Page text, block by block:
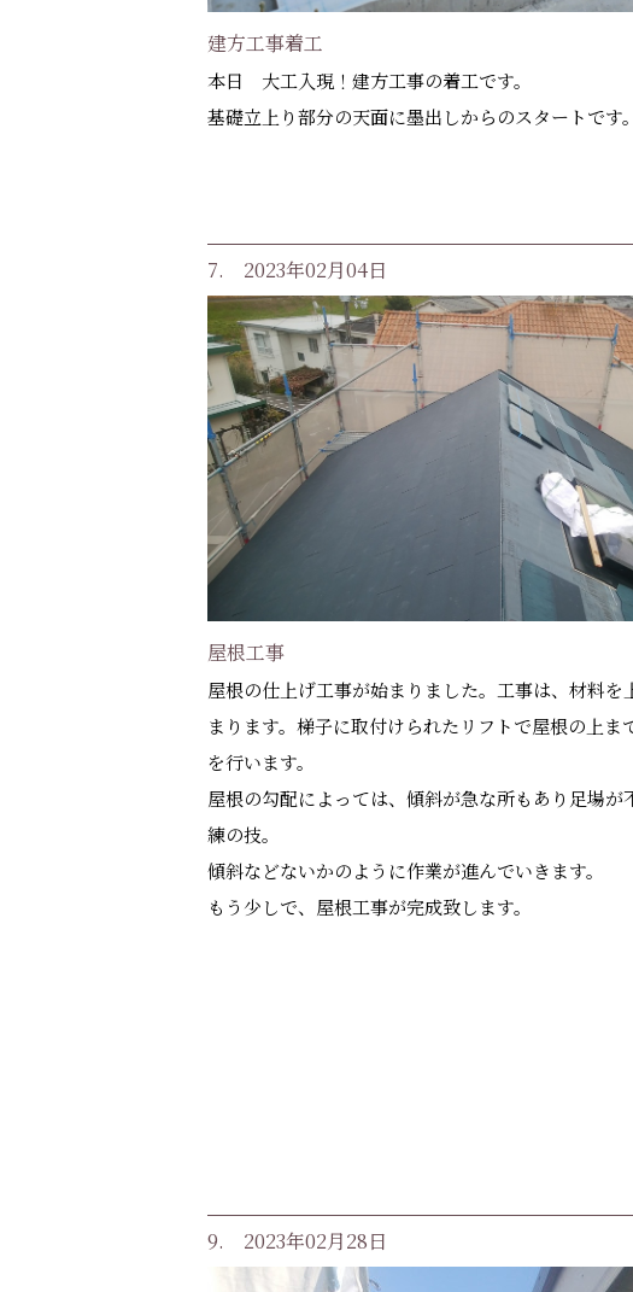
建方工事着工
本日 大工入現！建方工事の着工です。
基礎立上り部分の天面に墨出しからのスタートです。
7. 2023年02月04日
屋根工事
屋根の仕上げ工事が始まりました。工事は、材料を
まります。梯子に取付けられたリフトで屋根の上ま
を行います。
屋根の勾配によっては、傾斜が急な所もあり足場が
練の技。
傾斜などないかのように作業が進んでいきます。
もう少しで、屋根工事が完成致します。
9. 2023年02月28日